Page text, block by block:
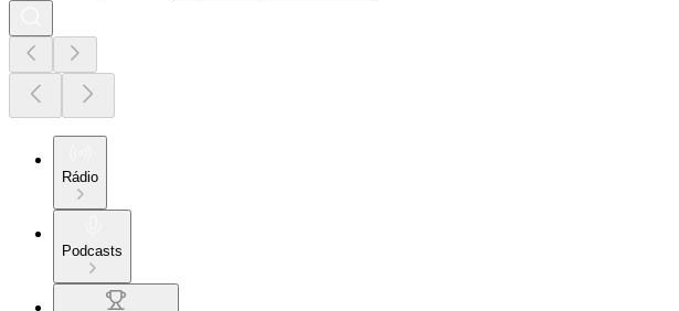
Rádio
Podcasts